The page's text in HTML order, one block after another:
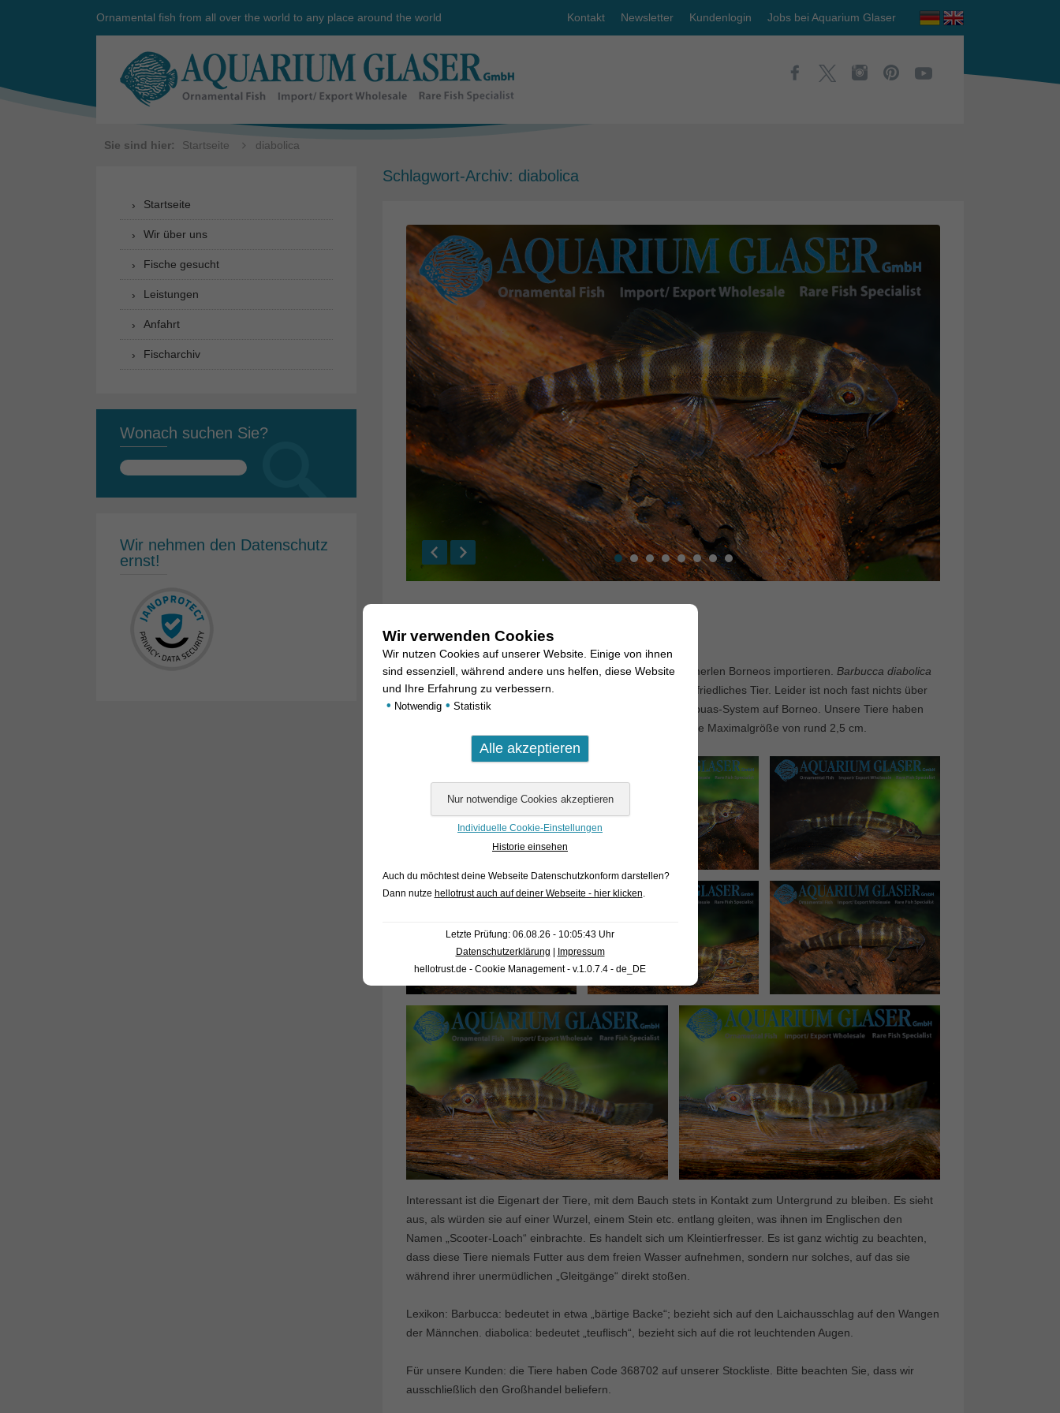
Ornamental fish from all over the world to any place around the world Kontakt Newsletter Kundenlogin Jobs bei Aquarium Glaser
Sie sind hier: Startseite diabolica
Schlagwort-Archiv: diabolica
27. April 2020
Wir konnten jetzt wieder einmal eine der niedlichsten Schmerlen Borneos importieren. Barbucca diabolica
ist trotz ihres Furcht erregenden Namens ein vollkommen friedliches Tier. Leider ist noch fast nichts über
die Art bekannt. In der Natur lebt sie in Waldbächen im Kapuas-System auf Borneo. Unsere Tiere haben
bereits in etwa die in der Originalbeschreibung angegebene Maximalgröße von rund 2,5 cm.
Interessant ist die Eigenart der Tiere, mit dem Bauch stets in Kontakt zum Untergrund zu bleiben. Es sieht
aus, als würden sie auf einer Wurzel, einem Stein etc. entlang gleiten, was ihnen im Englischen den
Namen „Scooter-Loach“ einbrachte. Es handelt sich um Kleintierfresser. Es ist ganz wichtig zu beachten,
dass diese Tiere niemals Futter aus dem freien Wasser aufnehmen, sondern nur solches, auf das sie
während ihrer unermüdlichen „Gleitgänge“ direkt stoßen.
Lexikon: Barbucca: bedeutet in etwa „bärtige Backe“; bezieht sich auf den Laichausschlag auf den Wangen
der Männchen. diabolica: bedeutet „teuflisch“, bezieht sich auf die rot leuchtenden Augen.
Für unsere Kunden: die Tiere haben Code 368702 auf unserer Stockliste. Bitte beachten Sie, dass wir
ausschließlich den Großhandel beliefern.
Startseite
Wir über uns
Fische gesucht
Leistungen
Anfahrt
Fischarchiv
Wonach suchen Sie?
Suchen
Wir nehmen den Datenschutz
ernst!
Wir verwenden Cookies
Wir nutzen Cookies auf unserer Website. Einige von ihnen
sind essenziell, während andere uns helfen, diese Website
und Ihre Erfahrung zu verbessern.
• Notwendig • Statistik
Individuelle Cookie-Einstellungen
Historie einsehen
Auch du möchtest deine Webseite Datenschutzkonform darstellen?
Dann nutze hellotrust auch auf deiner Webseite - hier klicken
Letzte Prüfung: 06.08.26 - 10:05:43 Uhr
Datenschutzerklärung | Impressum
hellotrust.de - Cookie Management - v.1.0.7.4 - de_DE